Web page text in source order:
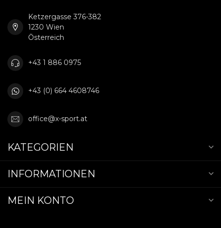
Ketzergasse 376-382
1230 Wien
Österreich
+43 1 886 0975
+43 (0) 664 4608746
office@x-sport.at
KATEGORIEN
INFORMATIONEN
MEIN KONTO